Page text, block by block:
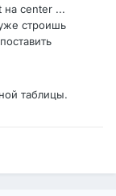
на center ...
строишь
таблицы.